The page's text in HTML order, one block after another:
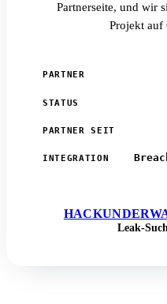
Partnerseite, und wir
Projekt auf
PARTNER
STATUS
PARTNER SEIT
INTEGRATION
Leak-